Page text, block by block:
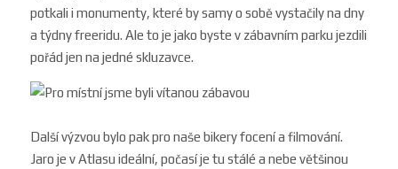
potkali imonumenty, které by samy o sobě vystačily na dny
a týdny freeridu. Ale to je jako byste v zábavním parku jezdili
pořád jen na jedné skluzavce.
Další výzvou bylo pak pro naše bikery focení a filmování.
Jaro je v Atlasu ideální, počasí je tu stálé a nebe většinou